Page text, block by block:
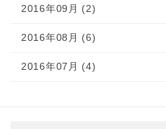
2016年09月 (2)
2016年08月 (6)
2016年07月 (4)